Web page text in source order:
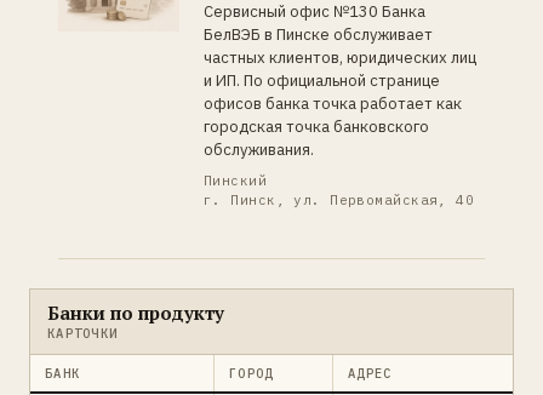
Сервисный офис №130 Банка
БелВЭБ в Пинске обслуживает
частных клиентов, юридических лиц
и ИП. По официальной странице
офисов банка точка работает как
городская точка банковского
обслуживания.
Пинский
г. Пинск, ул. Первомайская, 40
Банки по продукту
КАРТОЧКИ
БАНК ГОРОД АДРЕС